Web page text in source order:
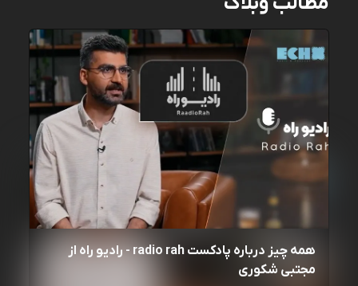
همه چیز درباره پادکست radio rah - رادیو راه از
مجتبی شکوری